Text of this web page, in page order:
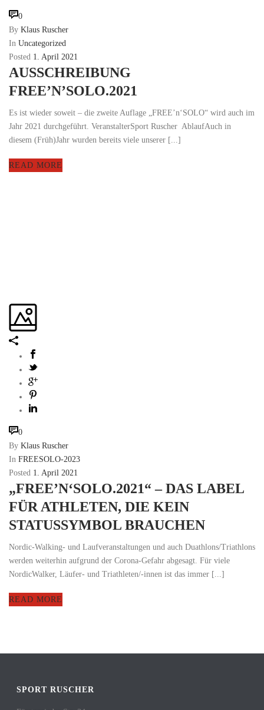
0
By Klaus Ruscher
In Uncategorized
Posted 1. April 2021
AUSSCHREIBUNG
FREE’N’SOLO.2021
Es ist wieder soweit – die zweite Auflage „FREE’n‘SOLO“ wird auch im
Jahr 2021 durchgeführt. VeranstalterSport Ruscher AblaufAuch in
diesem (Früh)Jahr wurden bereits viele unserer [...]
READ MORE
0
By Klaus Ruscher
In FREESOLO-2023
Posted 1. April 2021
„FREE’N‘SOLO.2021“ – DAS LABEL
FÜR ATHLETEN, DIE KEIN
STATUSSYMBOL BRAUCHEN
Nordic-Walking- und Laufveranstaltungen und auch Duathlons/Triathlons
werden weiterhin aufgrund der Corona-Gefahr abgesagt. Für viele
NordicWalker, Läufer- und Triathleten/-innen ist das immer [...]
READ MORE
SPORT RUSCHER